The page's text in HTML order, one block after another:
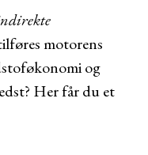
motorens
og
Her får du et